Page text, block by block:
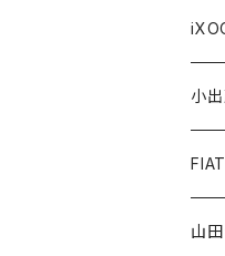
Belt
Cap
小出
Doll
Bag
小
イラ
山